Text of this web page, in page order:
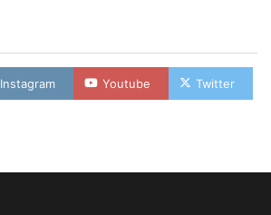
Instagram Youtube Twitter